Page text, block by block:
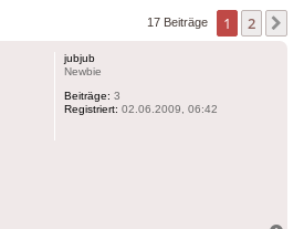
17 Beiträge 1 2
jubjub
Newbie
Beiträge: 3
Registriert: 02.06.2009, 06:42